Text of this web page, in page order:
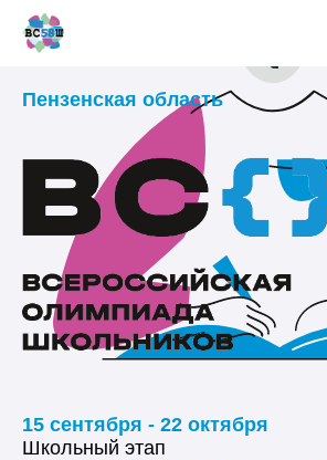
Пензенская область
15 сентября - 22 октября
Школьный этап